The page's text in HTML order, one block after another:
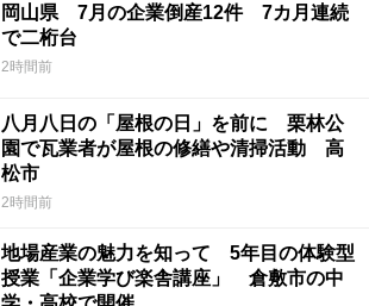
岡山県 7月の企業倒産12件 7カ月連続
で二桁台
2時間前
八月八日の「屋根の日」を前に 栗林公
園で瓦業者が屋根の修繕や清掃活動 高
松市
2時間前
地場産業の魅力を知って 5年目の体験型
授業「企業学び楽舎講座」 倉敷市の中